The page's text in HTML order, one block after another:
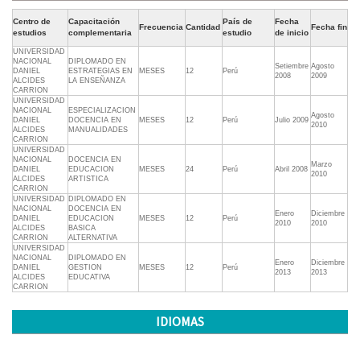
Centro de
estudios
Capacitación
complementaria
Frecuencia Cantidad
País de
estudio
Fecha
de inicio
Fecha fin
UNIVERSIDAD
NACIONAL
DANIEL
ALCIDES
CARRION
DIPLOMADO EN
ESTRATEGIAS EN
LA ENSEÑANZA
MESES 12 Perú
Setiembre
2008
Agosto
2009
UNIVERSIDAD
NACIONAL
DANIEL
ALCIDES
CARRION
ESPECIALIZACION
DOCENCIA EN
MANUALIDADES
MESES 12 Perú Julio 2009
Agosto
2010
UNIVERSIDAD
NACIONAL
DANIEL
ALCIDES
CARRION
DOCENCIA EN
EDUCACION
ARTISTICA
MESES 24 Perú Abril 2008
Marzo
2010
UNIVERSIDAD
NACIONAL
DANIEL
ALCIDES
CARRION
DIPLOMADO EN
DOCENCIA EN
EDUCACION
BASICA
ALTERNATIVA
MESES 12 Perú
Enero
2010
Diciembre
2010
UNIVERSIDAD
NACIONAL
DANIEL
ALCIDES
CARRION
DIPLOMADO EN
GESTION
EDUCATIVA
MESES 12 Perú
Enero
2013
Diciembre
2013
IDIOMAS